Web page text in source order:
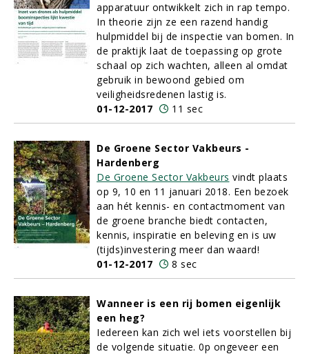
apparatuur ontwikkelt zich in rap tempo.
In theorie zijn ze een razend handig
hulpmiddel bij de inspectie van bomen. In
de praktijk laat de toepassing op grote
schaal op zich wachten, alleen al omdat
gebruik in bewoond gebied om
veiligheidsredenen lastig is.
01-12-2017
11 sec
De Groene Sector Vakbeurs -
Hardenberg
De Groene Sector Vakbeurs vindt plaats
op 9, 10 en 11 januari 2018. Een bezoek
aan hét kennis- en contactmoment van
de groene branche biedt contacten,
kennis, inspiratie en beleving en is uw
(tijds)investering meer dan waard!
01-12-2017
8 sec
Wanneer is een rij bomen eigenlijk
een heg?
Iedereen kan zich wel iets voorstellen bij
de volgende situatie. 0p ongeveer een